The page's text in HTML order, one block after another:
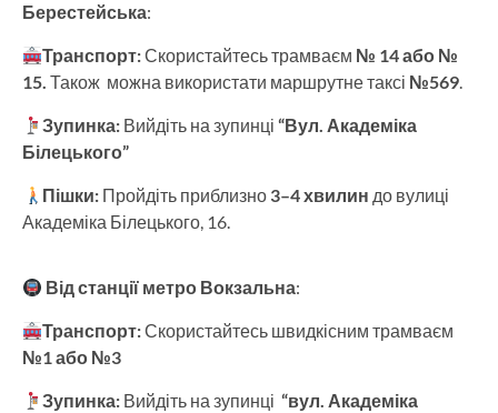
Берестейська:
Транспорт:Скористайтесь трамваєм № 14 або №
15. Також можна використати маршрутне таксі №569.
Зупинка: Вийдіть на зупинці“Вул. Академіка
Білецького”
Пішки: Пройдіть приблизно 3–4 хвилин до вулиці
Академіка Білецького, 16.
Від станції метро Вокзальна:
Транспорт:Скористайтесь швидкісним трамваєм
№1 або №3
Зупинка: Вийдіть на зупинці“вул. Академіка